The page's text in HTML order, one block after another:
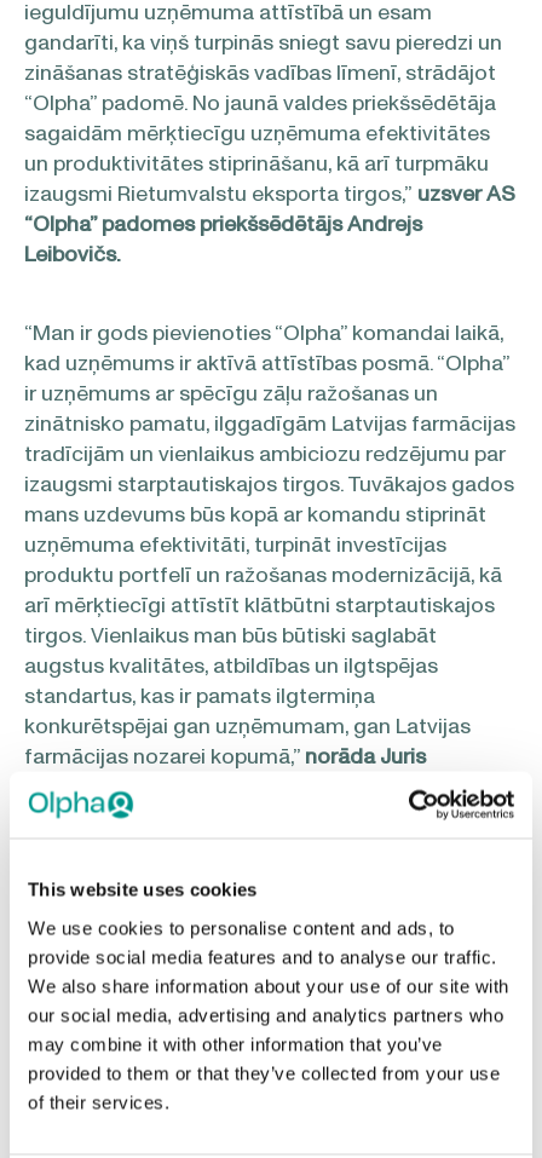
This website uses cookies
We use cookies to personalise content and ads, to
provide social media features and to analyse our traffic.
We also share information about your use of our site with
our social media, advertising and analytics partners who
may combine it with other information that you’ve
provided to them or that they’ve collected from your use
of their services.
ieguldījumu uzņēmuma attīstībā un esam
gandarīti, ka viņš turpinās sniegt savu pieredzi un
zināšanas stratēģiskās vadības līmenī, strādājot
“Olpha” padomē. No jaunā valdes priekšsēdētāja
sagaidām mērķtiecīgu uzņēmuma efektivitātes
un produktivitātes stiprināšanu, kā arī turpmāku
izaugsmi Rietumvalstu eksporta tirgos,” uzsver AS
“Olpha” padomes priekšsēdētājs Andrejs
Leibovičs.
“Man ir gods pievienoties “Olpha” komandai laikā,
kad uzņēmums ir aktīvā attīstības posmā. “Olpha”
ir uzņēmums ar spēcīgu zāļu ražošanas un
zinātnisko pamatu, ilggadīgām Latvijas farmācijas
tradīcijām un vienlaikus ambiciozu redzējumu par
izaugsmi starptautiskajos tirgos. Tuvākajos gados
mans uzdevums būs kopā ar komandu stiprināt
uzņēmuma efektivitāti, turpināt investīcijas
produktu portfelī un ražošanas modernizācijā, kā
arī mērķtiecīgi attīstīt klātbūtni starptautiskajos
tirgos. Vienlaikus man būs būtiski saglabāt
augstus kvalitātes, atbildības un ilgtspējas
standartus, kas ir pamats ilgtermiņa
konkurētspējai gan uzņēmumam, gan Latvijas
farmācijas nozarei kopumā,” norāda Juris
Hmeļņickis
, kurš AS “Olpha” valdes priekšsēdētāja
amatā darbu sāks 19. janvārī.
Juris Hmeļņickis ir pieredzējis vadītājs ar vairāk
nekā 25 gadu profesionālo pieredzi farmācijas
nozarē un zāļu ražošanā. Savas profesionālās
gaitas viņš veidojis Latvijas farmācijas koncernā
AS “Grindeks” un tā meitas uzņēmumos, pēdējos
astoņus gadus strādājot AS “Grindeks” valdē.
Kopš 2012. gada viņš strādāja AS “Kalceks” valdē.
Karjeras pirmsākumos stažējies arī Vācijas